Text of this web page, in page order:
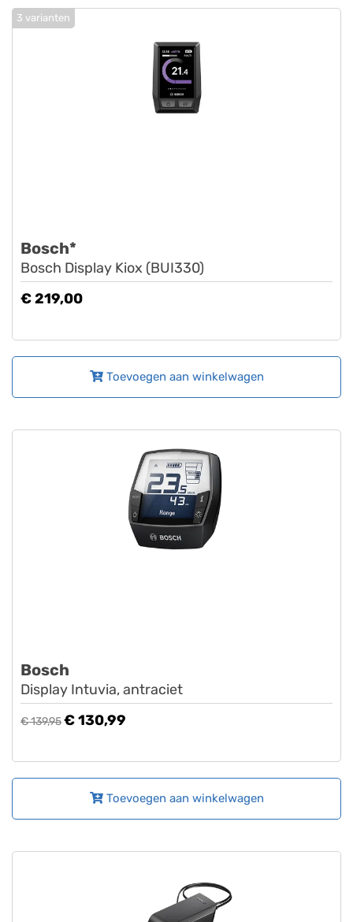
Bosch*
Bosch Display Kiox (BUI330)
3 varianten
€ 219,00
Toevoegen aan winkelwagen
Bosch
Display Intuvia, antraciet
€ 139,95€ 130,99
Toevoegen aan winkelwagen